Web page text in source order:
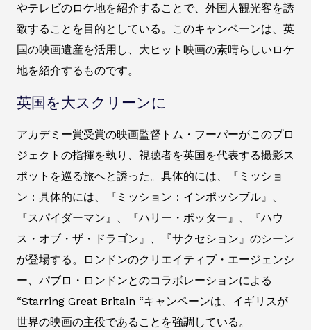
やテレビのロケ地を紹介することで、外国人観光客を誘
致することを目的としている。このキャンペーンは、英
国の映画遺産を活用し、大ヒット映画の素晴らしいロケ
地を紹介するものです。
英国を大スクリーンに
アカデミー賞受賞の映画監督トム・フーパーがこのプロ
ジェクトの指揮を執り、視聴者を英国を代表する撮影ス
ポットを巡る旅へと誘った。具体的には、『ミッショ
ン：具体的には、『ミッション：インポッシブル』、
『スパイダーマン』、『ハリー・ポッター』、『ハウ
ス・オブ・ザ・ドラゴン』、『サクセション』のシーン
が登場する。ロンドンのクリエイティブ・エージェンシ
ー、パブロ・ロンドンとのコラボレーションによる
“Starring Great Britain “キャンペーンは、イギリスが
世界の映画の主役であることを強調している。